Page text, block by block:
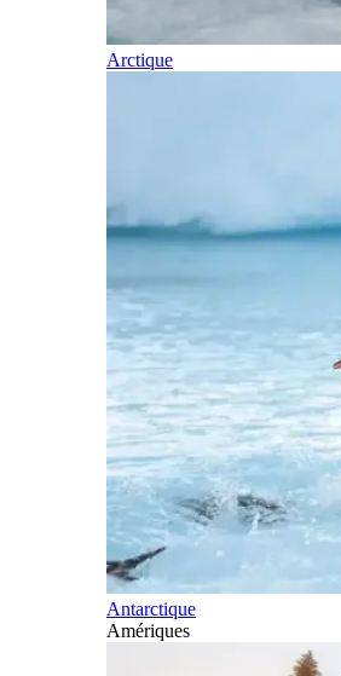
Arctique
Antarctique
Amériques